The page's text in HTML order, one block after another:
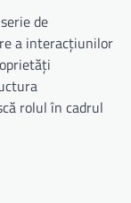
de
a interacțiunilor
rolul în cadrul